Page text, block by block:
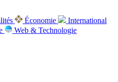
Économie
International
Web & Technologie